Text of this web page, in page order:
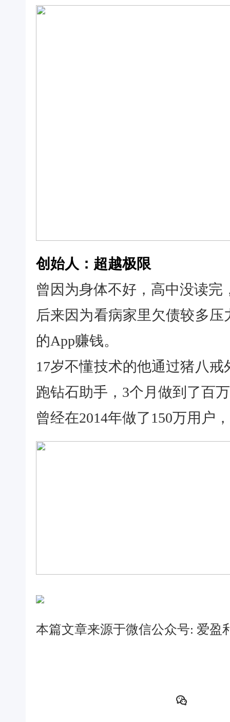
创始人：超越极限
曾因为身体不好，高中没读完
后来因为看病家里欠债较多
的App赚钱。
17岁不懂技术的他通过猪八
跑钻石助手，3个月做到了百
曾经在2014年做了150万用户
本篇文章来源于微信公众号: 爱盈